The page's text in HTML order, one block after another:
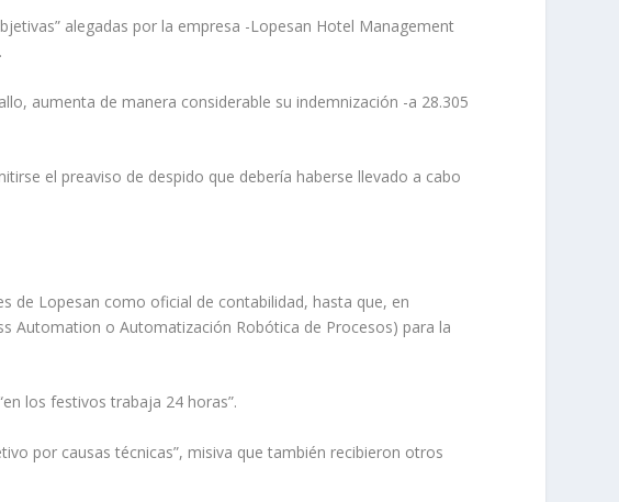
alegadas por la empresa -Lopesan Hotel Management
aumenta de manera considerable su indemnización -a 28.305
el preaviso de despido que debería haberse llevado a cabo
de Lopesan como oficial de contabilidad, hasta que, en
Automation o Automatización Robótica de Procesos) para la
los festivos trabaja 24 horas”.
por causas técnicas”, misiva que también recibieron otros